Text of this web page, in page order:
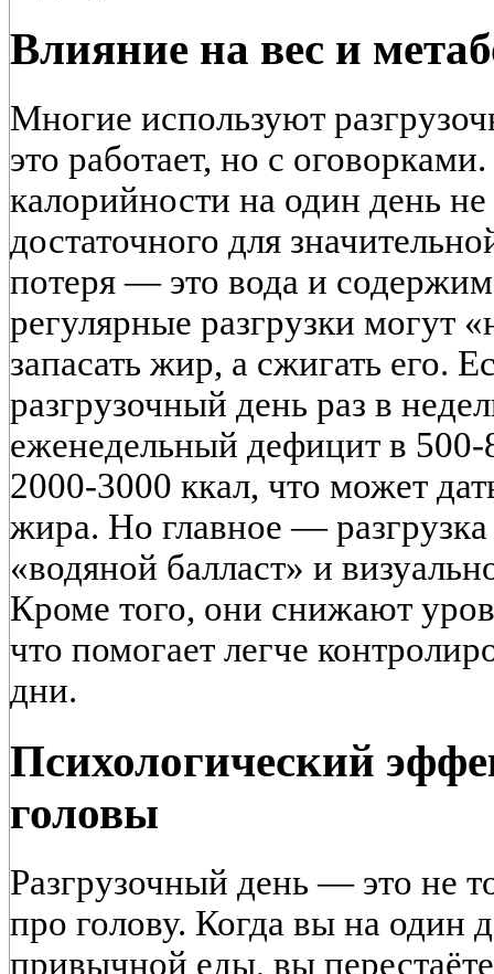
Влияние на вес и
Многие используют
это работает, но с
калорийности на один день
достаточного для
потеря — это вода и
регулярные разгрузки могут
запасать жир, а сжигать его.
разгрузочный день раз в
еженедельный дефицит в 500-
2000-3000 ккал, что может
жира. Но главное — разгрузка
«водяной балласт» и
Кроме того, они снижают
что помогает легче
дни.
Психологический
головы
Разгрузочный день — это не
про голову. Когда вы на один
привычной еды, вы